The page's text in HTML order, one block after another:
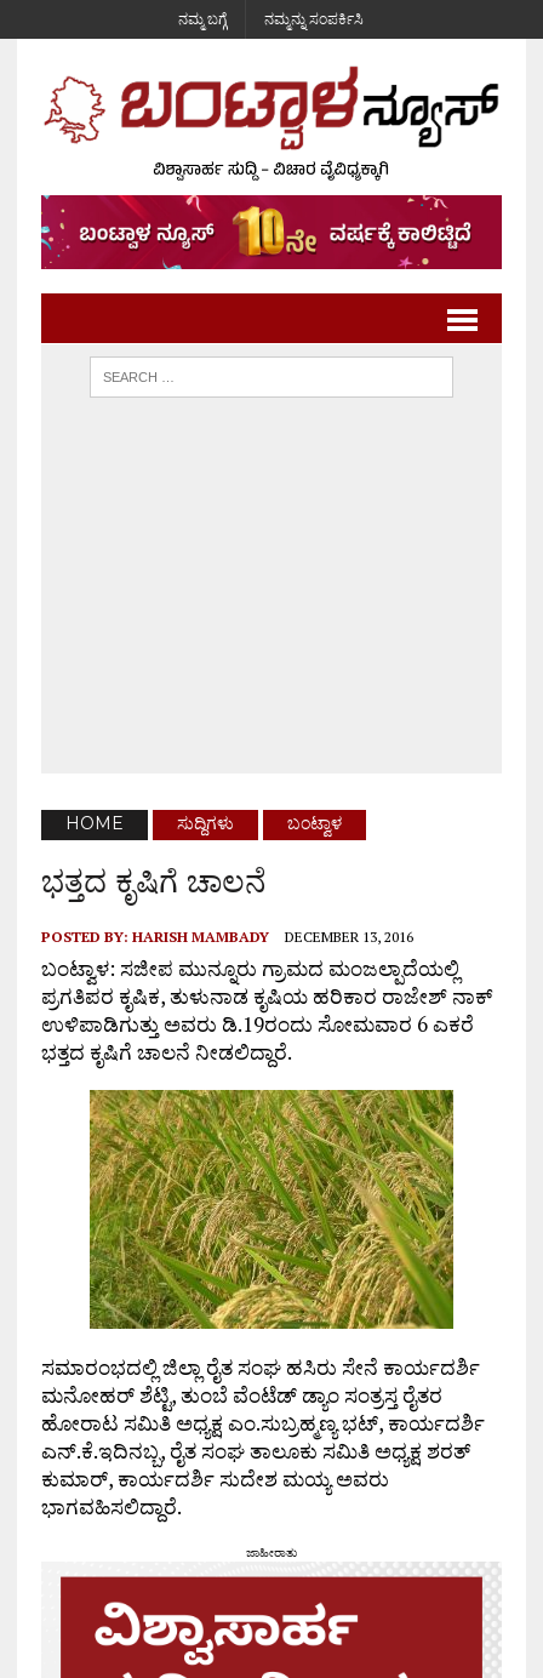
ನಮ್ಮ ಬಗ್ಗೆ ನಮ್ಮನ್ನು ಸಂಪರ್ಕಿಸಿ
HOME ಸುದ್ದಿಗಳು ಬಂಟ್ವಾಳ
ಭತ್ತದ ಕೃಷಿಗೆ ಚಾಲನೆ
POSTED BY: HARISH MAMBADY DECEMBER 13, 2016
ಬಂಟ್ವಾಳ: ಸಜೀಪ ಮುನ್ನೂರು ಗ್ರಾಮದ ಮಂಜಲ್ಪಾದೆಯಲ್ಲಿ
ಪ್ರಗತಿಪರ ಕೃಷಿಕ, ತುಳುನಾಡ ಕೃಷಿಯ ಹರಿಕಾರ ರಾಜೇಶ್ ನಾಕ್
ಉಳಿಪಾಡಿಗುತ್ತು ಅವರು ಡಿ.19ರಂದು ಸೋಮವಾರ 6 ಎಕರೆ
ಭತ್ತದ ಕೃಷಿಗೆ ಚಾಲನೆ ನೀಡಲಿದ್ದಾರೆ.
ಸಮಾರಂಭದಲ್ಲಿ ಜಿಲ್ಲಾ ರೈತ ಸಂಘ ಹಸಿರು ಸೇನೆ ಕಾರ್ಯದರ್ಶಿ
ಮನೋಹರ್ ಶೆಟ್ಟಿ, ತುಂಬೆ ವೆಂಟೆಡ್ ಡ್ಯಾಂ ಸಂತ್ರಸ್ತ ರೈತರ
ಹೋರಾಟ ಸಮಿತಿ ಅಧ್ಯಕ್ಷ ಎಂ.ಸುಬ್ರಹ್ಮಣ್ಯ ಭಟ್, ಕಾರ್ಯದರ್ಶಿ
ಎನ್.ಕೆ.ಇದಿನಬ್ಬ, ರೈತ ಸಂಘ ತಾಲೂಕು ಸಮಿತಿ ಅಧ್ಯಕ್ಷ ಶರತ್
ಕುಮಾರ್, ಕಾರ್ಯದರ್ಶಿ ಸುದೇಶ ಮಯ್ಯ ಅವರು
ಭಾಗವಹಿಸಲಿದ್ದಾರೆ.
ಜಾಹೀರಾತು